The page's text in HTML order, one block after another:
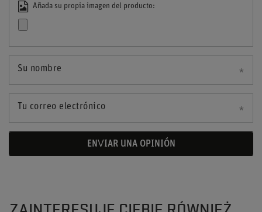
Añada su propia imagen del producto:
Su nombre
Tu correo electrónico
ENVIAR UNA OPINIÓN